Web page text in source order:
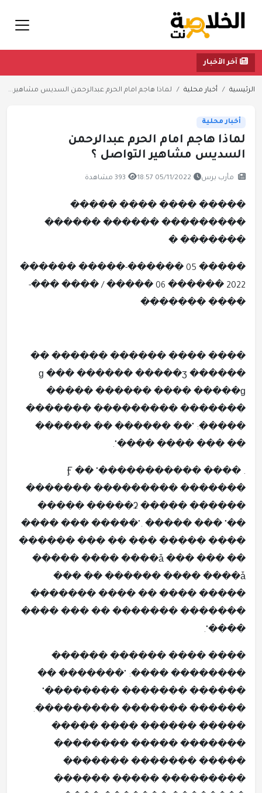
آخر الأخبار
الرئيسية أخبار محلية لماذا هاجم امام الحرم عبدالرحمن السديس مشاهير...
أخبار محلية
لماذا هاجم امام الحرم عبدالرحمن
السديس مشاهير التواصل ؟
مأرب برس 05/11/2022 18:57 393 مشاهدة
����� ���� ���� �����
��������� ������ ������
������� �
����� 05 ������-����� ������
2022 ������ 06 ����� / ���� ���-
���� �������
���� ���� ������ ������ ��
��ɡ ��� ������ �����ӡ ����
���� �����ɡ ������ �����
������� ��������� �������
�����: "�� ������ �� ������
�� ��� ���� ����".
. ���� �����Ӻ �� "������
������� ��������� �������
����� �����ʡ ����� ������
���� ��� �����". ����� ��� "��
������ ��� �� ��� ����� ����
����� ���� ����ǡ ��� ��� ��
��� �� ������ ���� ����ǡ
����� ���� �� ���� �������
������� ������� �� ��� ����
����".
���� ���� ������ ������
�������� ����: "������� ��
������ ������� ��������"
������ ������� ���������.
����� ������ ���� �����
������� ����� ��������
����� ������� �������
��������� ����� ������